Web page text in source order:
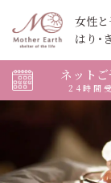
女性
はり･
ネット
24時間